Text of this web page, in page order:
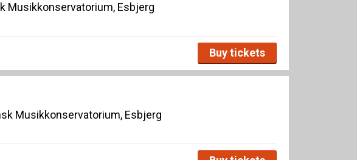
Musikkonservatorium, Esbjerg
Buy tickets
Musikkonservatorium, Esbjerg